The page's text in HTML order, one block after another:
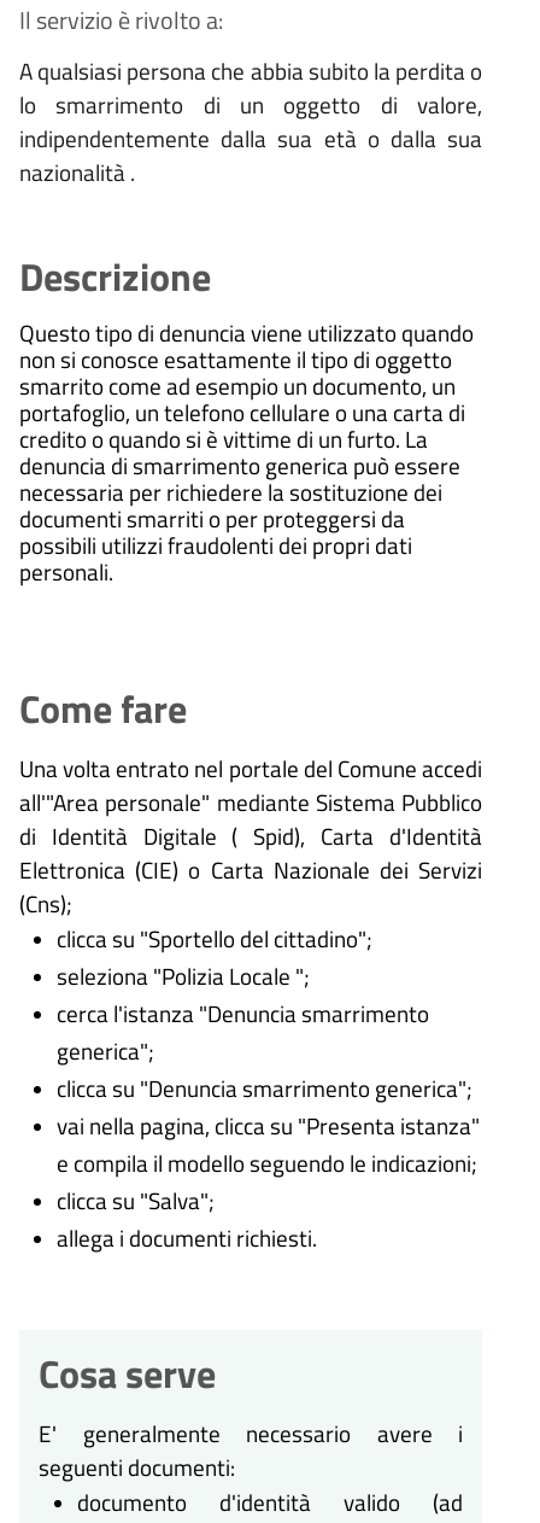
Il servizio è rivolto a:
A qualsiasi persona che abbia subito la perdita o
lo smarrimento di un oggetto di valore,
indipendentemente dalla sua età o dalla sua
nazionalità .
Descrizione
Questo tipo di denuncia viene utilizzato quando
non si conosce esattamente il tipo di oggetto
smarrito come ad esempio un documento, un
portafoglio, un telefono cellulare o una carta di
credito o quando si è vittime di un furto. La
denuncia di smarrimento generica può essere
necessaria per richiedere la sostituzione dei
documenti smarriti o per proteggersi da
possibili utilizzi fraudolenti dei propri dati
personali.
Come fare
Una volta entrato nel portale del Comune accedi
all'"Area personale" mediante Sistema Pubblico
di Identità Digitale ( Spid), Carta d'Identità
Elettronica (CIE) o Carta Nazionale dei Servizi
(Cns);
clicca su "Sportello del cittadino";
seleziona "Polizia Locale ";
cerca l'istanza "Denuncia smarrimento
generica";
clicca su "Denuncia smarrimento generica";
vai nella pagina, clicca su "Presenta istanza"
e compila il modello seguendo le indicazioni;
clicca su "Salva";
allega i documenti richiesti.
Cosa serve
E' generalmente necessario avere i
seguenti documenti:
documento d'identità valido (ad